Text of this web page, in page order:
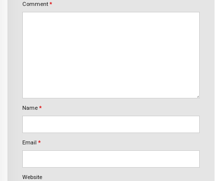
Comment *
Name *
Email *
Website